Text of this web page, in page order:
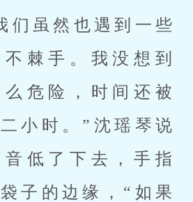
棘手。我没想到
危险，时间还被
小时。”沈瑶琴说
低了下去，手指
子的边缘，“如果